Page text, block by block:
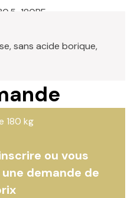
180BF
sans acide borique,
180 kg
ou vous
demande de